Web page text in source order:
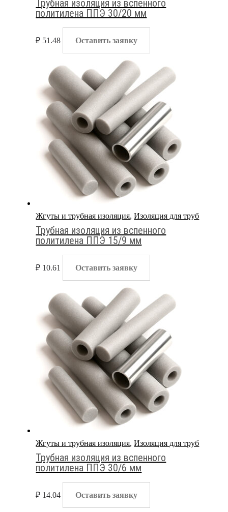
Трубная изоляция из вспенного
политилена ППЭ 30/20 мм
₽ 51.48 Оставить заявку
Жгуты и трубная изоляция,Изоляция для труб
Трубная изоляция из вспенного
политилена ППЭ 15/9 мм
₽ 10.61 Оставить заявку
Жгуты и трубная изоляция,Изоляция для труб
Трубная изоляция из вспенного
политилена ППЭ 30/6 мм
₽ 14.04 Оставить заявку